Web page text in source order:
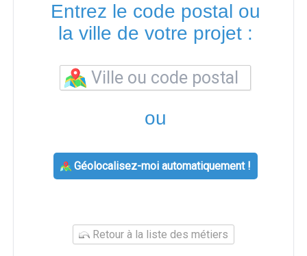
Entrez le code postal ou
la ville de votre projet :
ou
Géolocalisez-moi automatiquement !
Retour à la liste des métiers